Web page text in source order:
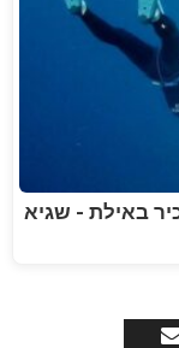
באילת - שגיא